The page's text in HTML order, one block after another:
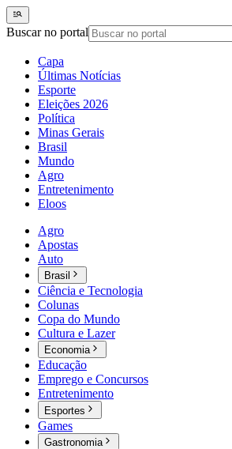
Buscar no portal
Capa
Últimas Notícias
Esporte
Eleições 2026
Política
Minas Gerais
Brasil
Mundo
Agro
Entretenimento
Eloos
Agro
Apostas
Auto
Brasil
Ciência e Tecnologia
Colunas
Copa do Mundo
Cultura e Lazer
Economia
Educação
Emprego e Concursos
Entretenimento
Esportes
Games
Gastronomia